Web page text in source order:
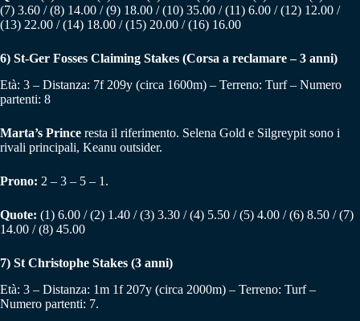
(7) 3.60 / (8) 14.00 / (9) 18.00 / (10) 35.00 / (11) 6.00 / (12) 12.00 /
(13) 22.00 / (14) 18.00 / (15) 20.00 / (16) 16.00
6) St-Ger Fosses Claiming Stakes (Corsa a reclamare – 3 anni)
Età: 3 – Distanza: 7f 209y (circa 1600m) – Terreno: Turf – Numero
partenti: 8
Marta’s Prince resta il riferimento. Selena Gold e Silgreypit sono i
rivali principali, Keanu outsider.
Prono: 2 – 3 – 5 – 1.
Quote: (1) 6.00 / (2) 1.40 / (3) 3.30 / (4) 5.50 / (5) 4.00 / (6) 8.50 / (7)
14.00 / (8) 45.00
7) St Christophe Stakes (3 anni)
Età: 3 – Distanza: 1m 1f 207y (circa 2000m) – Terreno: Turf –
Numero partenti: 7.